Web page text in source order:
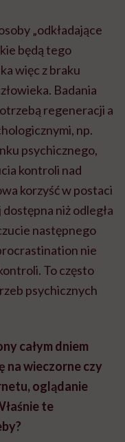
„odkładające
będą tego
więc z braku
Badania
regeneracji a
np.
psychicznego,
kontroli nad
korzyść w postaci
niż odległa
następnego
nie
To często
psychicznych
całym dniem
na wieczorne czy
oglądanie
te